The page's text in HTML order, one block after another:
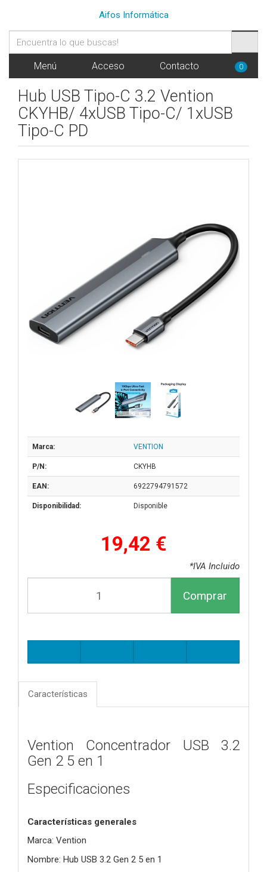
Aifos Informática
Menú Acceso Contacto 0
Hub USB Tipo-C 3.2 Vention
CKYHB/ 4xUSB Tipo-C/ 1xUSB
Tipo-C PD
Marca: VENTION
P/N: CKYHB
EAN: 6922794791572
Disponibilidad: Disponible
19,42 €
*IVA Incluido
Comprar
Características
Vention Concentrador USB 3.2
Gen 2 5 en 1
Especificaciones
Características generales
Marca: Vention
Nombre: Hub USB 3.2 Gen 2 5 en 1